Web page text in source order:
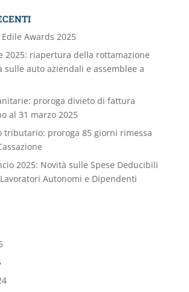
Awards 2025
2025: riapertura della rottamazione
sulle auto aziendali e assemblee a
proroga divieto di fattura
al 31 marzo 2025
tributario: proroga 85 giorni rimessa
2025: Novità sulle Spese Deducibili
Autonomi e Dipendenti